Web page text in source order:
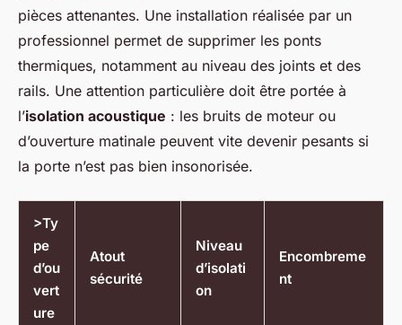
pièces attenantes. Une installation réalisée par un
professionnel permet de supprimer les ponts
thermiques, notamment au niveau des joints et des
rails. Une attention particulière doit être portée à
l’isolation acoustique : les bruits de moteur ou
d’ouverture matinale peuvent vite devenir pesants si
la porte n’est pas bien insonorisée.
>Ty
pe
d’ou
vert
ure
Atout
sécurité
Niveau
d’isolati
on
Encombreme
nt